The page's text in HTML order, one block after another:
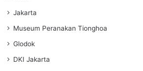
Jakarta
Museum Peranakan Tionghoa
Glodok
DKI Jakarta